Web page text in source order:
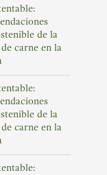
de la
carne en la
de la
carne en la